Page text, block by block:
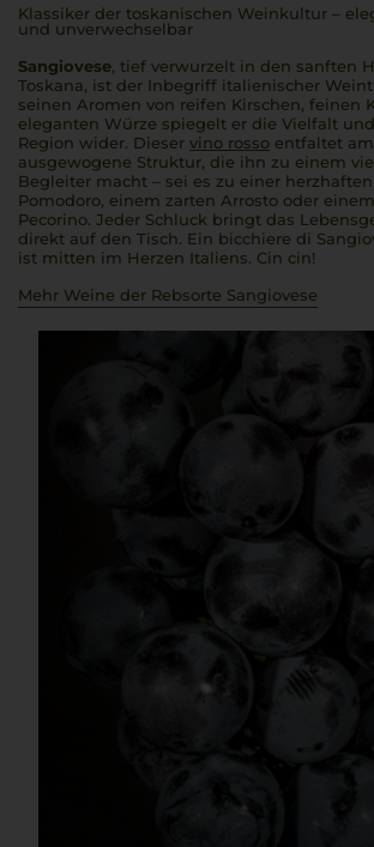
Klassiker der toskanischen Weinkultur –
und unverwechselbar
Sangiovese, tief verwurzelt in den sanften
Toskana, ist der Inbegriff italienischer
seinen Aromen von reifen Kirschen, feinen
eleganten Würze spiegelt er die Vielfalt
Region wider. Dieser vino rosso entfaltet
ausgewogene Struktur, die ihn zu einem
Begleiter macht – sei es zu einer herzhaften
Pomodoro, einem zarten Arrosto oder
Pecorino. Jeder Schluck bringt das
direkt auf den Tisch. Ein bicchiere di
ist mitten im Herzen Italiens. Cin cin!
Mehr Weine der Rebsorte Sangiovese